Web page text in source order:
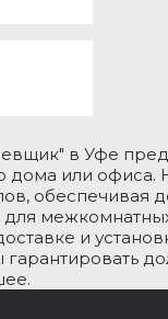
в Уфе
дома или
обеспечивая
для
и
гарантировать